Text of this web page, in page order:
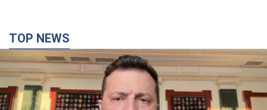
"Защита нашей жизни": Зеленский об
антибаллистической системе FREYJA,
санкциях против России и поддержке аграриев.